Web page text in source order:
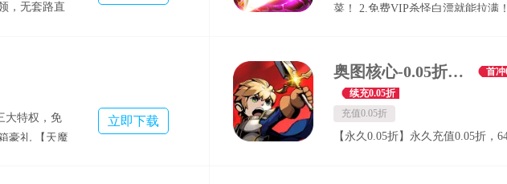
，无套路直
力狂飙无上
菜！ 2.免费VIP杀怪白漂就能拉满
具，福利诚意满满！ 4.装专属富裕
属性，打造超强战力体系！ 5.玩法
单直接，上手无套路，主打玩的爽！
大特权，免
豪礼 【天魔
立即下载
奥图核心-0.05折高返代金免肝
首冲
续充0.05折
充值0.05折
【永久0.05折】永久充值0.05折，